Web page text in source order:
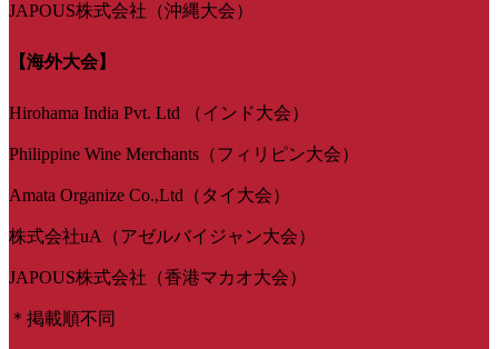
JAPOUS株式会社（沖縄大会）
【海外大会】
Hirohama India Pvt. Ltd （インド大会）
Philippine Wine Merchants（フィリピン大会）
Amata Organize Co.,Ltd（タイ大会）
株式会社uA（アゼルバイジャン大会）
JAPOUS株式会社（香港マカオ大会）
＊掲載順不同